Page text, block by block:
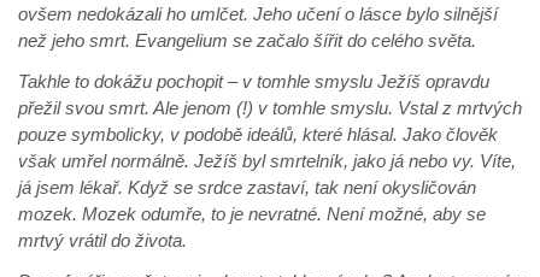
ovšem nedokázali ho umlčet. Jeho učení o lásce bylo silnější
než jeho smrt. Evangelium se začalo šířit do celého světa.
Takhle to dokážu pochopit – v tomhle smyslu Ježíš opravdu
přežil svou smrt. Ale jenom (!) v tomhle smyslu. Vstal z mrtvých
pouze symbolicky, v podobě ideálů, které hlásal. Jako člověk
však umřel normálně. Ježíš byl smrtelník, jako já nebo vy. Víte,
já jsem lékař. Když se srdce zastaví, tak není okysličován
mozek. Mozek odumře, to je nevratné. Není možné, aby se
mrtvý vrátil do života.